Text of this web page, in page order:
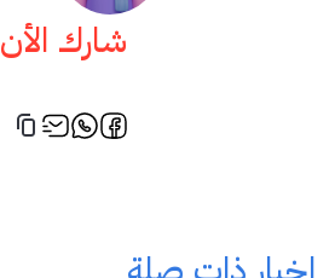
شارك الأن
اخبار ذات صلة